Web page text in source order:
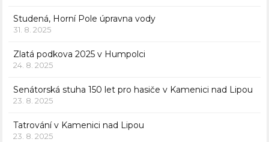
Studená, Horní Pole úpravna vody
31. 8. 2025
Zlatá podkova 2025 v Humpolci
24. 8. 2025
Senátorská stuha 150 let pro hasiče v Kamenici nad Lipou
23. 8. 2025
Tatrování v Kamenici nad Lipou
23. 8. 2025